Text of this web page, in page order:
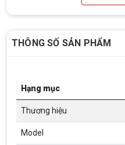
THÔNG SỐ SẢN PHẨM
Hạng mục
Thương hiệu
Model